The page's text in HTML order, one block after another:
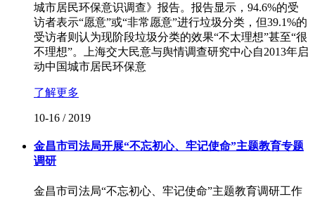
城市居民环保意识调查》报告。报告显示，94.6%的受
访者表示“愿意”或“非常愿意”进行垃圾分类，但39.1%的
受访者则认为现阶段垃圾分类的效果“不太理想”甚至“很
不理想”。上海交大民意与舆情调查研究中心自2013年启
动中国城市居民环保意
了解更多
10-16 / 2019
金昌市司法局开展“不忘初心、牢记使命”主题教育专题
调研
金昌市司法局“不忘初心、牢记使命”主题教育调研工作